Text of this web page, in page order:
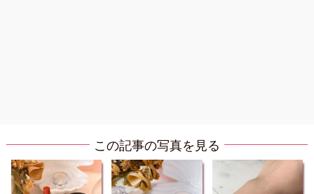
この記事の写真を見る